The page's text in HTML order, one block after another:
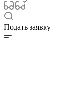
Подать заявку